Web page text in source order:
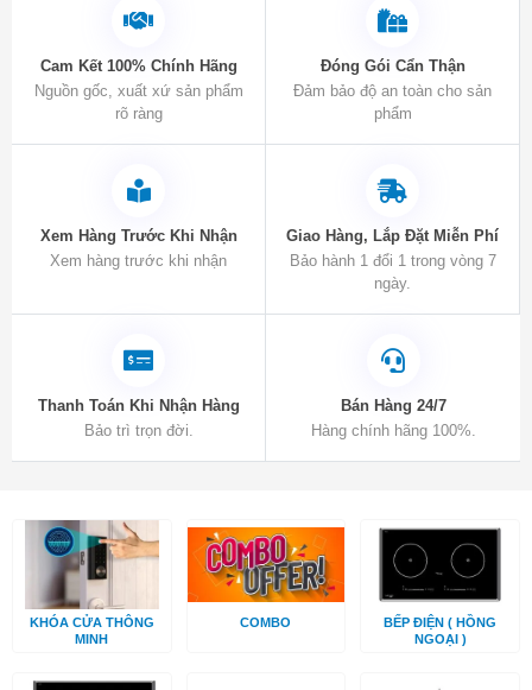
Cam Kết 100% Chính Hãng
Nguồn gốc, xuất xứ sản phẩm
rõ ràng
Đóng Gói Cẩn Thận
Đảm bảo độ an toàn cho sản
phẩm
Xem Hàng Trước Khi Nhận
Xem hàng trước khi nhận
Giao Hàng, Lắp Đặt Miễn Phí
Bảo hành 1 đổi 1 trong vòng 7
ngày.
Thanh Toán Khi Nhận Hàng
Bảo trì trọn đời.
Bán Hàng 24/7
Hàng chính hãng 100%.
KHÓA CỬA THÔNG
MINH
COMBO
BẾP ĐIỆN ( HỒNG
NGOẠI )